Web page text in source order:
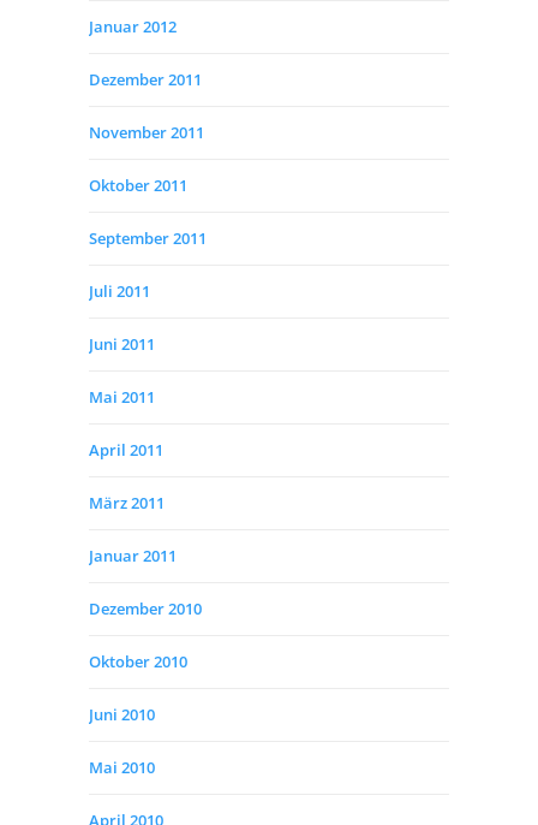
Januar 2012
Dezember 2011
November 2011
Oktober 2011
September 2011
Juli 2011
Juni 2011
Mai 2011
April 2011
März 2011
Januar 2011
Dezember 2010
Oktober 2010
Juni 2010
Mai 2010
April 2010